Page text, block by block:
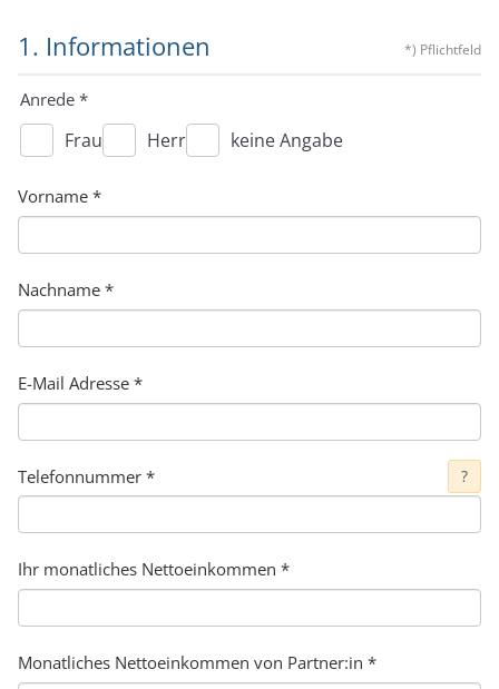
1. Informationen *) Pflichtfeld
Anrede *
Frau Herr keine Angabe
Vorname *
Nachname *
E-Mail Adresse *
Telefonnummer * ?
Ihr monatliches Nettoeinkommen *
Monatliches Nettoeinkommen von Partner:in *